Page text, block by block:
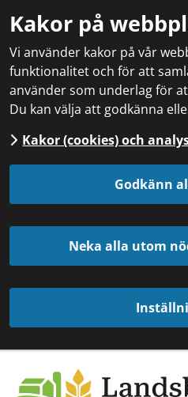
Kakor på
Vi använder kakor på vår
funktionalitet och för att
använder som underlag för
Du kan välja att godkänna
Kakor (cookies) och
Godkänn
Neka alla utom